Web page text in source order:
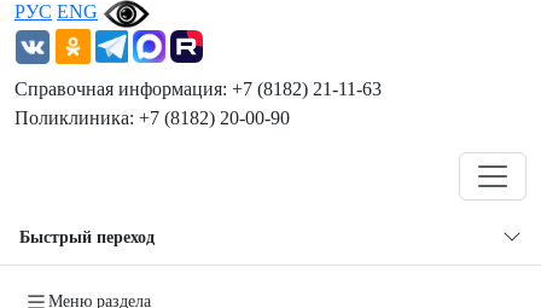
РУС ENG
Справочная информация: +7 (8182) 21-11-63
Поликлиника: +7 (8182) 20-00-90
Быстрый переход
Меню раздела